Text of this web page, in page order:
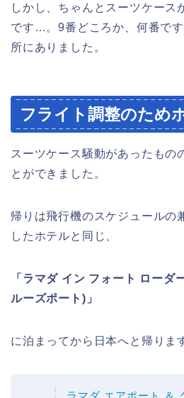
しかし、ちゃんとスーツケース
です…。9番どころか、何番で
所にありました。
フライト調整のため
スーツケース騒動があったもの
とができました。
帰りは飛行機のスケジュールの
したホテルと同じ、
「ラマダ イン フォート ローダ
ルーズポート)」
に泊まってから日本へと帰りま